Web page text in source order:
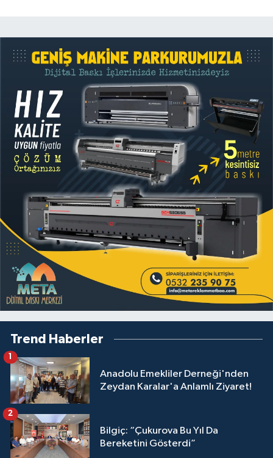
Trend Haberler
Anadolu Emekliler Derneği'nden
Zeydan Karalar'a Anlamlı Ziyaret!
1
Bilgiç: “Çukurova Bu Yıl Da
Bereketini Gösterdi”
2